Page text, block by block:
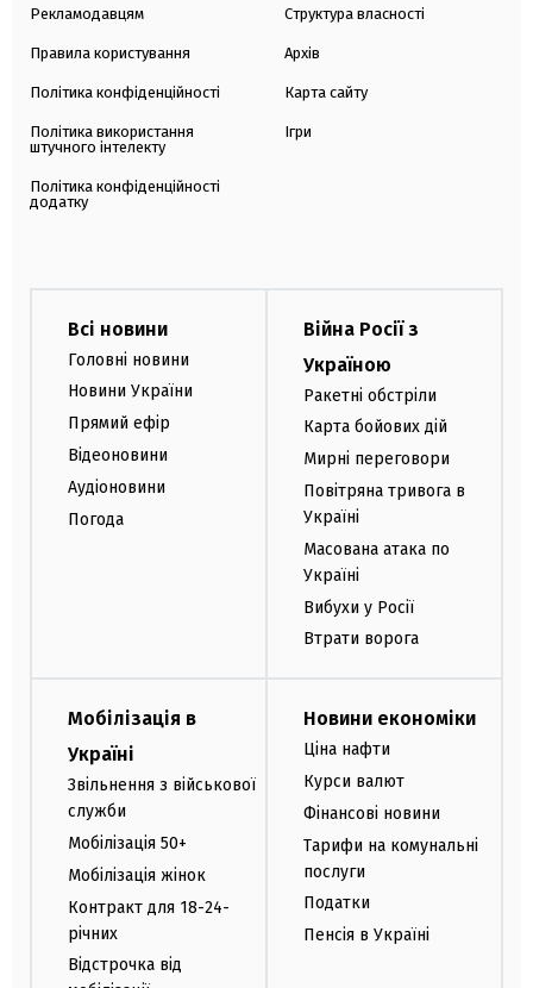
Рекламодавцям
Правила користування
Політика конфіденційності
Політика використання
штучного інтелекту
Політика конфіденційності
додатку
Структура власності
Архів
Карта сайту
Ігри
Всі новини
Головні новини
Новини України
Прямий ефір
Відеоновини
Аудіоновини
Погода
Війна Росії з
Україною
Ракетні обстріли
Карта бойових дій
Мирні переговори
Повітряна тривога в
Україні
Масована атака по
Україні
Вибухи у Росії
Втрати ворога
Мобілізація в
Україні
Звільнення з військової
служби
Мобілізація 50+
Мобілізація жінок
Контракт для 18-24-
річних
Відстрочка від
Новини економіки
Ціна нафти
Курси валют
Фінансові новини
Тарифи на комунальні
послуги
Податки
Пенсія в Україні